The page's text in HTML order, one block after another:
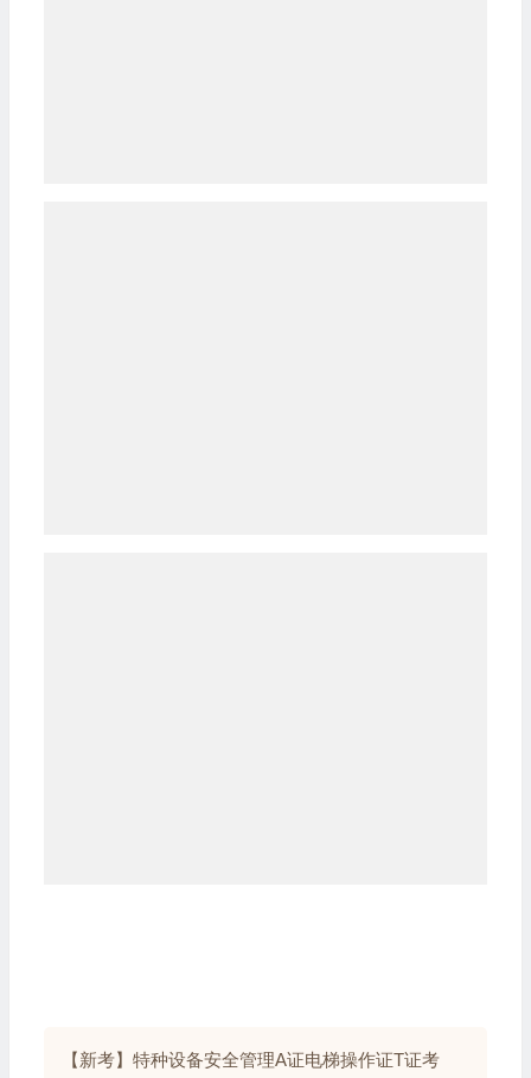
【新考】特种设备安全管理A证电梯操作证T证考